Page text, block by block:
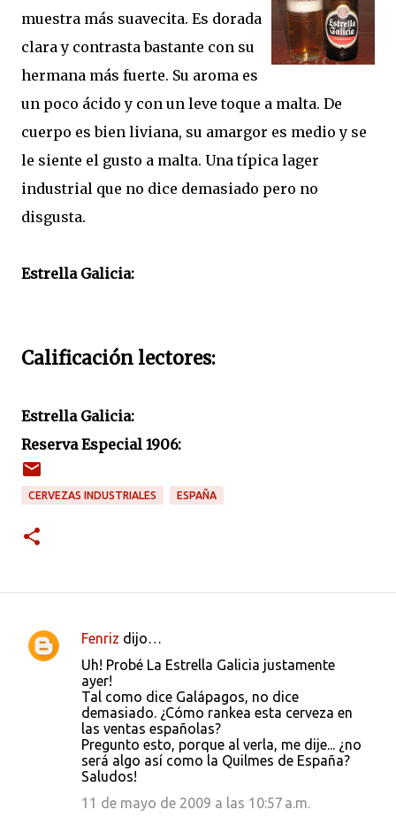
muestra más suavecita. Es dorada
clara y contrasta bastante con su
hermana más fuerte. Su aroma es
un poco ácido y con un leve toque a malta. De
cuerpo es bien liviana, su amargor es medio y se
le siente el gusto a malta. Una típica lager
industrial que no dice demasiado pero no
disgusta.
Estrella Galicia:
Calificación lectores:
Estrella Galicia:
Reserva Especial 1906:
CERVEZAS INDUSTRIALES ESPAÑA
C
Fenriz dijo…
Uh! Probé La Estrella Galicia justamente
ayer!
Tal como dice Galápagos, no dice
demasiado. ¿Cómo rankea esta cerveza en
las ventas españolas?
Pregunto esto, porque al verla, me dije... ¿no
será algo así como la Quilmes de España?
Saludos!
11 de mayo de 2009 a las 10:57 a.m.